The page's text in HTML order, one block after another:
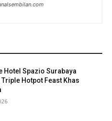
Hotel Spazio Surabaya
Hotpot Feast Khas